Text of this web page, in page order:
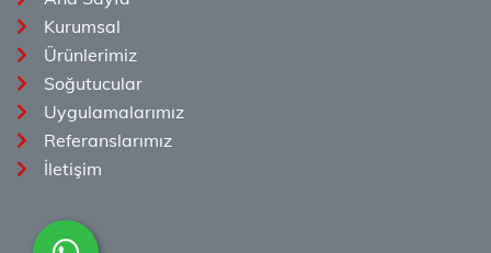
Kurumsal
Ürünlerimiz
Soğutucular
Uygulamalarımız
Referanslarımız
İletişim